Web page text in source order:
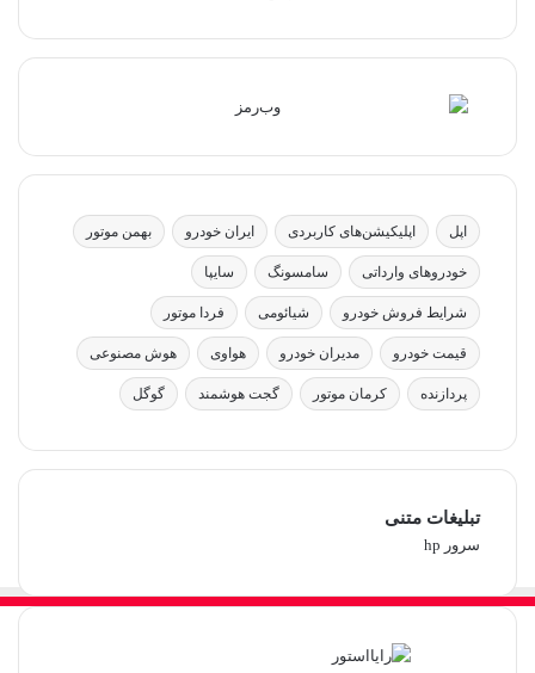
اپل اپلیکیشن‌های کاربردی ایران خودرو بهمن موتور
خودروهای وارداتی سامسونگ سایپا
شرایط فروش خودرو شیائومی فردا موتور
قیمت خودرو مدیران خودرو هواوی هوش مصنوعی
پردازنده کرمان موتور گجت هوشمند گوگل
تبلیغات متنی
سرور hp